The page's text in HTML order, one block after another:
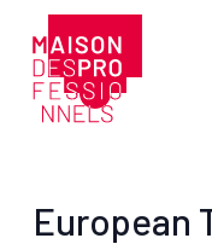
main
content
European